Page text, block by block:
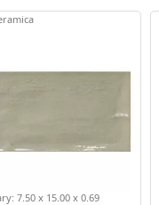
7.50 x 15.00 x 0.69